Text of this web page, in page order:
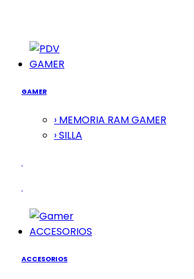
GAMER
GAMER
› MEMORIA RAM GAMER
› SILLA
ACCESORIOS
ACCESORIOS